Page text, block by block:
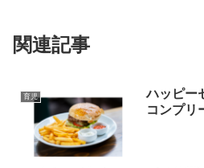
関連記事
育児
ハッピー
コンプリ